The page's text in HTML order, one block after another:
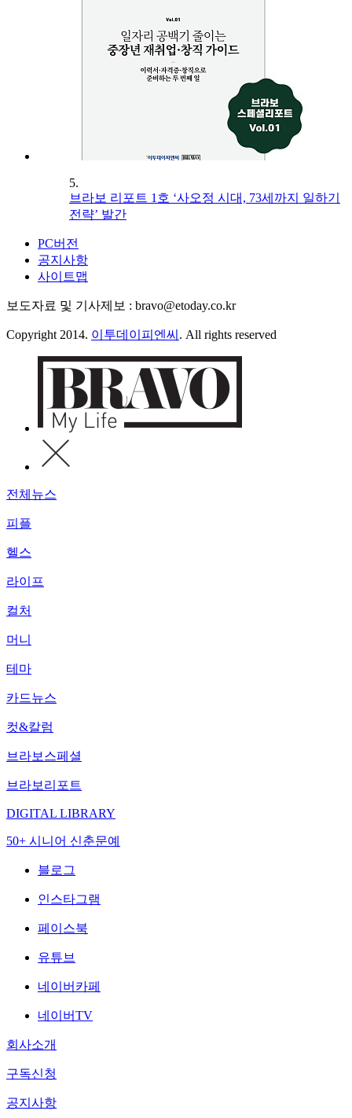
5.
브라보 리포트 1호 ‘사오정 시대, 73세까지 일하기
전략’ 발간
PC버전
공지사항
사이트맵
보도자료 및 기사제보 : bravo@etoday.co.kr
Copyright 2014. 이투데이피엔씨 . All rights reserved
전체뉴스
피플
헬스
라이프
컬처
머니
테마
카드뉴스
컷&칼럼
브라보스페셜
브라보리포트
DIGITAL LIBRARY
50+ 시니어 신춘문예
블로그
인스타그램
페이스북
유튜브
네이버카페
네이버TV
회사소개
구독신청
공지사항